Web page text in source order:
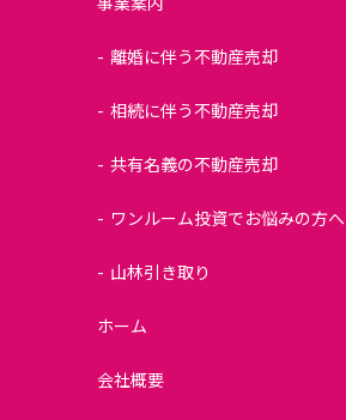
離婚に伴う不動産売却
相続に伴う不動産売却
共有名義の不動産売却
ワンルーム投資でお悩みの方へ
山林引き取り
ホーム
会社概要